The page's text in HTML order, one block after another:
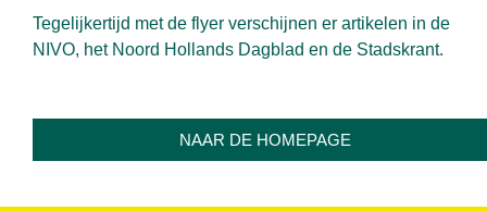
Tegelijkertijd met de flyer verschijnen er artikelen in de
NIVO, het Noord Hollands Dagblad en de Stadskrant.
NAAR DE HOMEPAGE